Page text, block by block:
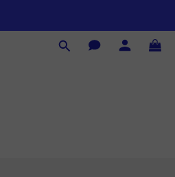
立即購買